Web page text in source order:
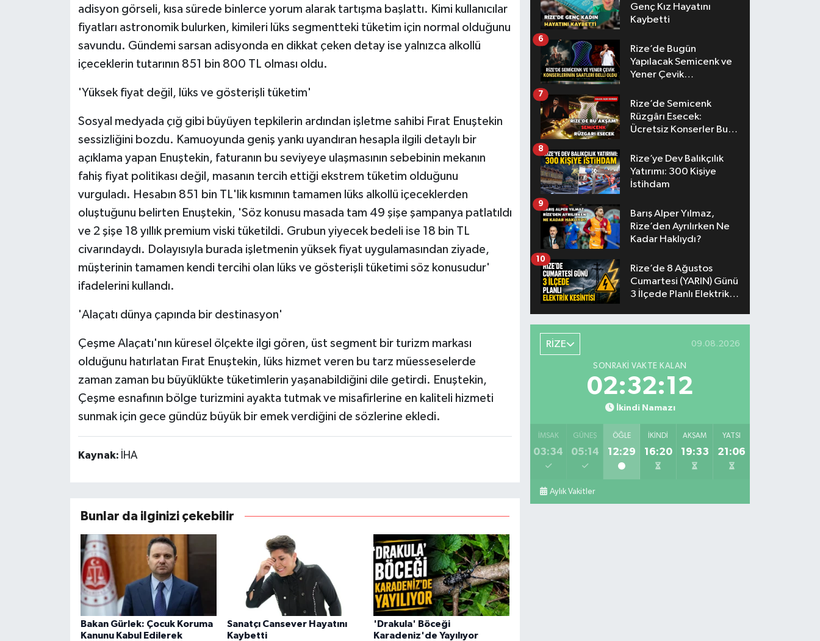
adisyon görseli, kısa sürede binlerce yorum alarak tartışma başlattı. Kimi kullanıcılar
fiyatları astronomik bulurken, kimileri lüks segmentteki tüketim için normal olduğunu
savundu. Gündemi sarsan adisyonda en dikkat çeken detay ise yalnızca alkollü
içeceklerin tutarının 851 bin 800 TL olması oldu.
'Yüksek fiyat değil, lüks ve gösterişli tüketim'
Sosyal medyada çığ gibi büyüyen tepkilerin ardından işletme sahibi Fırat Enuştekin
sessizliğini bozdu. Kamuoyunda geniş yankı uyandıran hesapla ilgili detaylı bir
açıklama yapan Enuştekin, faturanın bu seviyeye ulaşmasının sebebinin mekanın
fahiş fiyat politikası değil, masanın tercih ettiği ekstrem tüketim olduğunu
vurguladı. Hesabın 851 bin TL'lik kısmının tamamen lüks alkollü içeceklerden
oluştuğunu belirten Enuştekin, 'Söz konusu masada tam 49 şişe şampanya patlatıldı
ve 2 şişe 18 yıllık premium viski tüketildi. Grubun yiyecek bedeli ise 18 bin TL
civarındaydı. Dolayısıyla burada işletmenin yüksek fiyat uygulamasından ziyade,
müşterinin tamamen kendi tercihi olan lüks ve gösterişli tüketimi söz konusudur'
ifadelerini kullandı.
'Alaçatı dünya çapında bir destinasyon'
Çeşme Alaçatı'nın küresel ölçekte ilgi gören, üst segment bir turizm markası
olduğunu hatırlatan Fırat Enuştekin, lüks hizmet veren bu tarz müesseselerde
zaman zaman bu büyüklükte tüketimlerin yaşanabildiğini dile getirdi. Enuştekin,
Çeşme esnafının bölge turizmini ayakta tutmak ve misafirlerine en kaliteli hizmeti
sunmak için gece gündüz büyük bir emek verdiğini de sözlerine ekledi.
Kaynak: İHA
Bunlar da ilginizi çekebilir
Bakan Gürlek: Çocuk Koruma
Kanunu Kabul Edilerek
Sanatçı Cansever Hayatını
Kaybetti
'Drakula' Böceği
Karadeniz'de Yayılıyor
Genç Kız Hayatını
Kaybetti
Rize’de Bugün
Yapılacak Semicenk ve
Yener Çevik
Belli Oldu
6
Rize’de Semicenk
Rüzgârı Esecek:
Ücretsiz Konserler Bu
7
Rize’ye Dev Balıkçılık
Yatırımı: 300 Kişiye
İstihdam
8
Barış Alper Yılmaz,
Rize’den Ayrılırken Ne
Kadar Haklıydı?
9
Rize’de 8 Ağustos
Cumartesi (YARIN) Günü
3 İlçede Planlı Elektrik
10
RİZE 09.08.2026
SONRAKI VAKTE KALAN
02:32:11
İkindi Namazı
İMSAK
03:34
GÜNEŞ
05:14
ÖĞLE
12:29
İKINDI
16:20
AKŞAM
19:33
YATSI
21:06
Aylık Vakitler